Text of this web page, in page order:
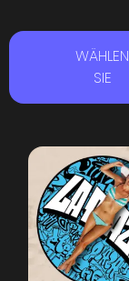
WÄHLEN
SIE